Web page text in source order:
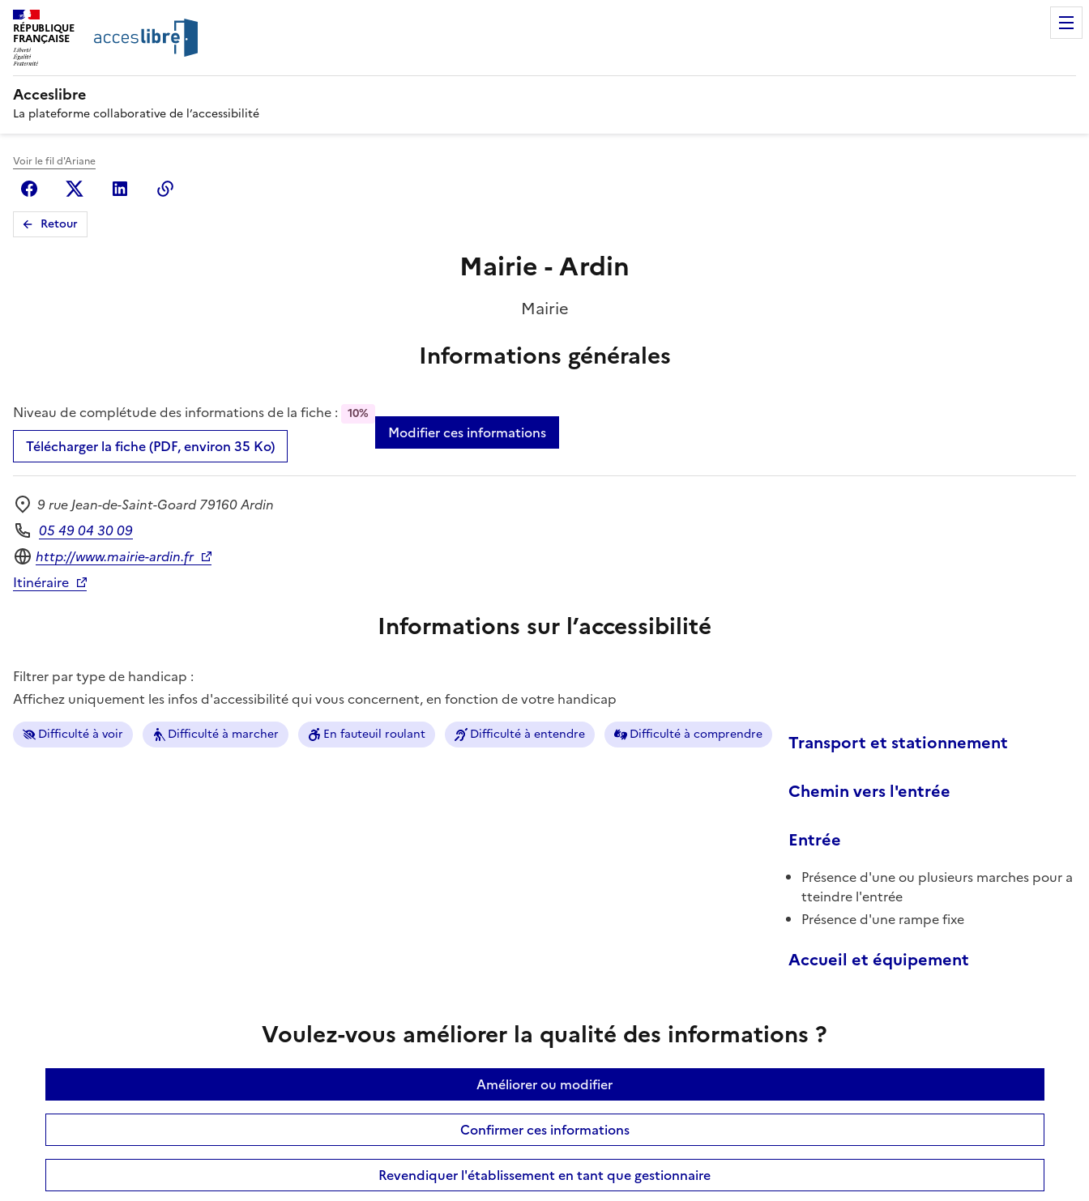
RÉPUBLIQUE
FRANÇAISE
Acceslibre
La plateforme collaborative de l’accessibilité
Voir le fil d'Ariane
FacebookX (anciennement Twitter)
Linkedin
Retour
Mairie - Ardin
Mairie
Informations générales
Niveau de complétude des informations de la fiche : 10%
Télécharger la fiche (PDF, environ 35 Ko)
Modifier ces informations
Adresse
9 rue Jean-de-Saint-Goard 79160 Ardin
Téléphone
05 49 04 30 09
Site internet
http://www.mairie-ardin.fr
Itinéraire
Informations sur l’accessibilité
Filtrer par type de handicap :
Affichez uniquement les infos d'accessibilité qui vous concernent, en fonction de votre handicap
Difficulté à voir Difficulté à marcher En fauteuil roulant Difficulté à entendre Difficulté à comprendre
Transport et stationnement
Chemin vers l'entrée
Entrée
Présence d'une ou plusieurs marches pour a
tteindre l'entrée
Présence d'une rampe fixe
Accueil et équipement
Voulez-vous améliorer la qualité des informations ?
Améliorer ou modifier
Confirmer ces informations
Revendiquer l'établissement en tant que gestionnaire